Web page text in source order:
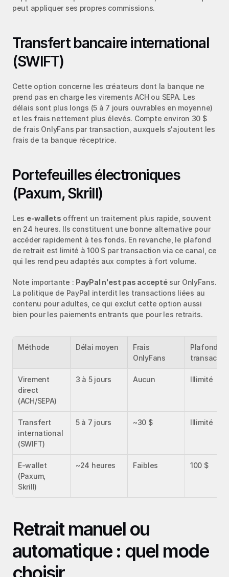
peut appliquer ses propres commissions.
Transfert bancaire international
(SWIFT)
Cette option concerne les créateurs dont la banque ne
prend pas en charge les virements ACH ou SEPA. Les
délais sont plus longs (5 à 7 jours ouvrables en moyenne)
et les frais nettement plus élevés. Compte environ 30 $
de frais OnlyFans par transaction, auxquels s'ajoutent les
frais de ta banque réceptrice.
Portefeuilles électroniques
(Paxum, Skrill)
Les e‑wallets offrent un traitement plus rapide, souvent
en 24 heures. Ils constituent une bonne alternative pour
accéder rapidement à tes fonds. En revanche, le plafond
de retrait est limité à 100 $ par transaction via ce canal, ce
qui les rend peu adaptés aux comptes à fort volume.
Note importante : PayPal n'est pas accepté sur OnlyFans.
La politique de PayPal interdit les transactions liées au
contenu pour adultes, ce qui exclut cette option aussi
bien pour les paiements entrants que pour les retraits.
Méthode Délai moyen
Frais
OnlyFans
Plafond
Virement
direct
(ACH/SEPA)
3 à 5 jours Aucun Illimité
Transfert
international
(SWIFT)
5 à 7 jours ~30 $ Illimité
E‑wallet
(Paxum,
Skrill)
~24 heures Faibles 100 $
Retrait manuel ou
automatique : quel mode